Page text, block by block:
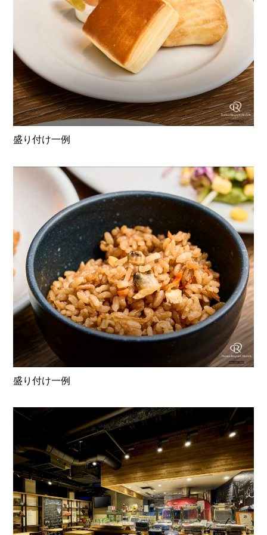
盛り付け一例
盛り付け一例